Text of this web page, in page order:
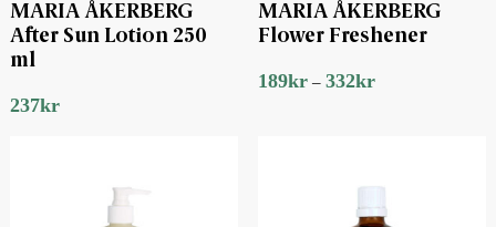
MARIA ÅKERBERG
After Sun Lotion 250
ml
237kr
MARIA ÅKERBERG
Flower Freshener
189kr– 332kr